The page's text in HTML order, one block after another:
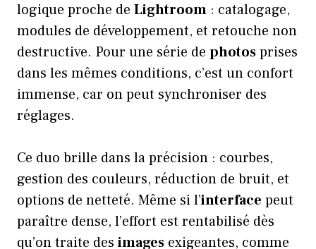
logique proche de Lightroom : catalogage,
modules de développement, et retouche non
destructive. Pour une série de photosprises
dans les mêmes conditions, c’est un confort
immense, car on peut synchroniser des
réglages.
Ce duo brille dans la précision : courbes,
gestion des couleurs, réduction de bruit, et
options de netteté. Même si l’interface peut
paraître dense, l’effort est rentabilisé dès
qu’on traite des images exigeantes, comme